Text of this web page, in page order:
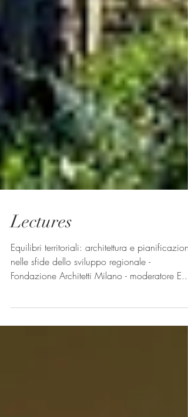
Lectures
Equilibri territoriali: architettura e pianificazione
Fondazione Architetti Milano - moderatore E....